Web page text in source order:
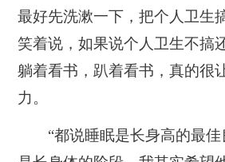
最好先洗漱一下，把个人卫生
笑着说，如果说个人卫生不搞
躺着看书，趴着看书，真的很
力。
“都说睡眠是长身高的最佳